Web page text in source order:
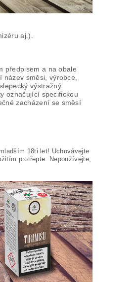
aj.).
předpisem a na obale
směsi, výrobce,
výstražný
označující specifickou
zacházení se směsí
18ti let! Uchovávejte
protřepte. Nepoužívejte,